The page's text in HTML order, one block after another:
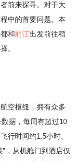
前来探寻。对于大
中的首要问题。本
和丽江出发前往稻
。
空枢纽，拥有众多
据，每周有超过10
行时间约1.5小时。
，从机舱门到酒店仅